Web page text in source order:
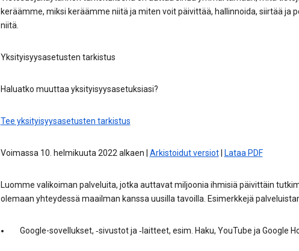
keräämme, miksi keräämme niitä ja miten voit päivittää, hallinnoida, siirtää ja
niitä.
Yksityisyysasetusten tarkistus
Haluatko muuttaa yksityisyysasetuksiasi?
Tee yksityisyysasetusten tarkistus
Voimassa 10. helmikuuta 2022 alkaen | Arkistoidut versiot| Lataa PDF
Luomme valikoiman palveluita, jotka auttavat miljoonia ihmisiä päivittäin
olemaan yhteydessä maailman kanssa uusilla tavoilla. Esimerkkejä
Google-sovellukset, ‑sivustot ja ‑laitteet, esim. Haku, YouTube ja Google